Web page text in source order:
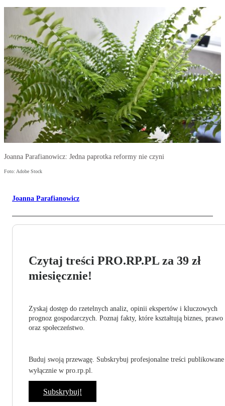
Joanna Parafianowicz: Jedna paprotka reformy nie czyni
Foto: Adobe Stock
Joanna Parafianowicz
Czytaj treści PRO.RP.PL za 39 zł
miesięcznie!
Zyskaj dostęp do rzetelnych analiz, opinii ekspertów i kluczowych
prognoz gospodarczych. Poznaj fakty, które kształtują biznes, prawo
oraz społeczeństwo.
Buduj swoją przewagę. Subskrybuj profesjonalne treści publikowane
wyłącznie w pro.rp.pl.
Subskrybuj!